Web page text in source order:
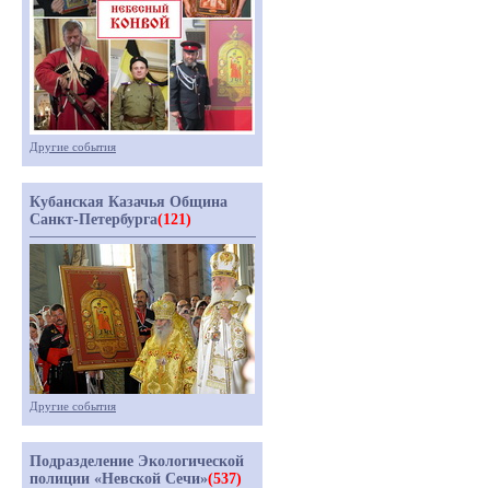
Другие события
Кубанская Казачья Община
Санкт-Петербурга(121)
Другие события
Подразделение Экологической
полиции «Невской Сечи»(537)